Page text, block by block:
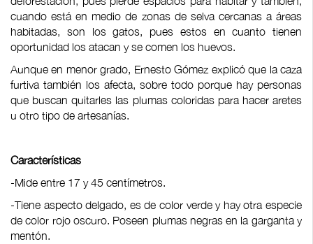
cuando está en medio de zonas de selva cercanas a áreas
habitadas, son los gatos, pues estos en cuanto tienen
oportunidad los atacan y se comen los huevos.
Aunque en menor grado, Ernesto Gómez explicó que la caza
furtiva también los afecta, sobre todo porque hay personas
que buscan quitarles las plumas coloridas para hacer aretes
u otro tipo de artesanías.
Características
-Mide entre 17 y 45 centímetros.
-Tiene aspecto delgado, es de color verde y hay otra especie
de color rojo oscuro. Poseen plumas negras en la garganta y
mentón.